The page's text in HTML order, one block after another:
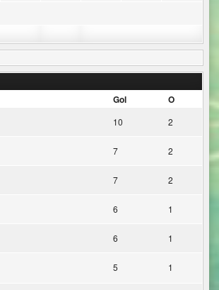
Gol O
10 2
7 2
7 2
6 1
6 1
5 1